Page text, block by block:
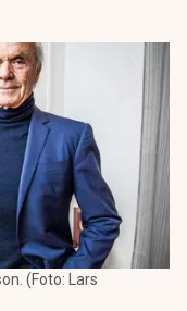
(Foto: Lars